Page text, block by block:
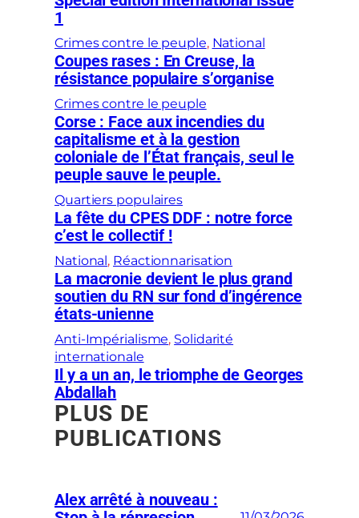
1
Crimes contre le peuple, National
Coupes rases : En Creuse, la
résistance populaire s’organise
Crimes contre le peuple
Corse : Face aux incendies du
capitalisme et à la gestion
coloniale de l’État français, seul le
peuple sauve le peuple.
Quartiers populaires
La fête du CPES DDF : notre force
c’est le collectif !
National , Réactionnarisation
La macronie devient le plus grand
soutien du RN sur fond d’ingérence
états-unienne
Anti-Impérialisme, Solidarité
internationale
Il y a un an, le triomphe de Georges
Abdallah
PLUS DE
PUBLICATIONS
Alex arrêté à nouveau :